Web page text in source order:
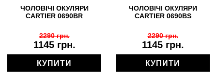
ЧОЛОВІЧІ ОКУЛЯРИ
CARTIER 0690BR
1145 грн.
2290 грн.
КУПИТИ
ЧОЛОВІЧІ ОКУЛЯРИ
CARTIER 0690BS
1145 грн.
2290 грн.
КУПИТИ